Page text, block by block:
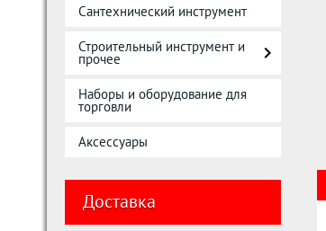
Сантехнический инструмент
Строительный инструмент и
прочее
Наборы и оборудование для
торговли
Аксессуары
Доставка